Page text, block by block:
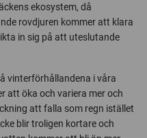
ekosystem, då
rovdjuren kommer att klara
in sig på att uteslutande
vinterförhållandena i våra
att öka och variera mer och
att falla som regn istället
blir troligen kortare och